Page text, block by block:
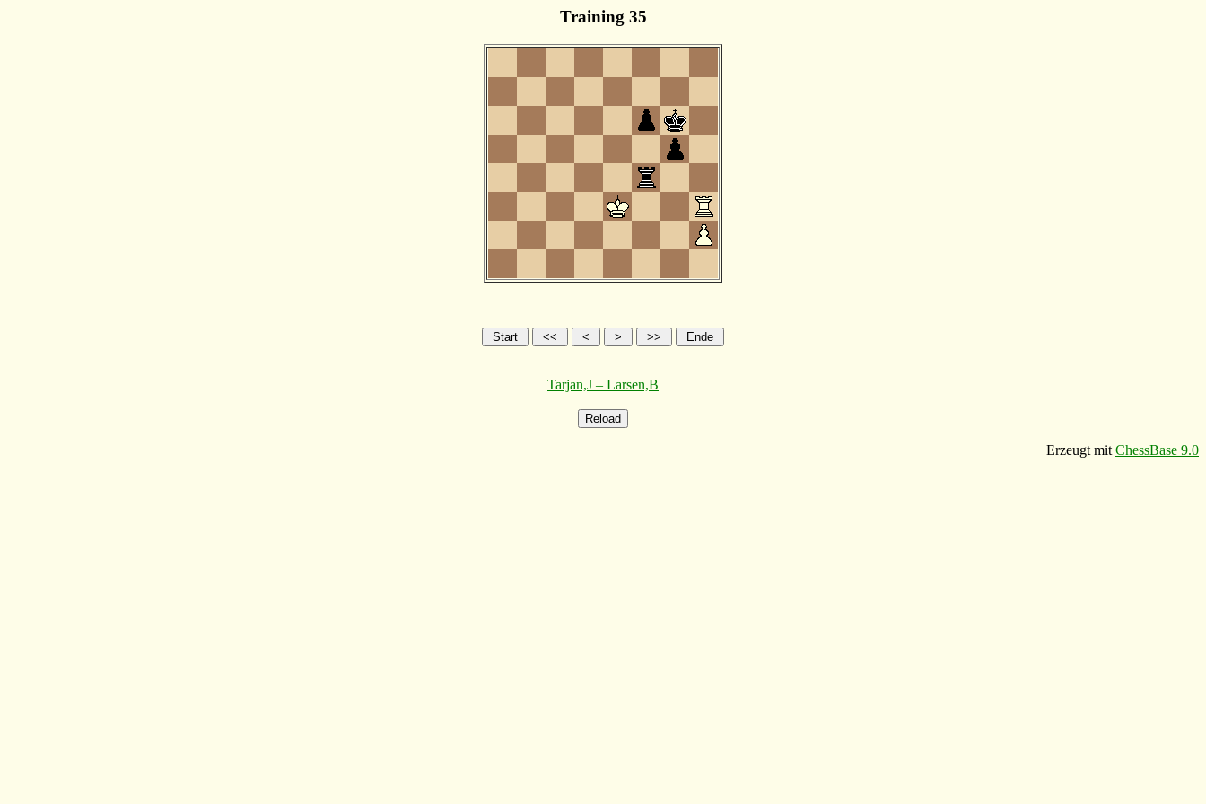
Training 35
Tarjan,J – Larsen,B
Erzeugt mit ChessBase 9.0